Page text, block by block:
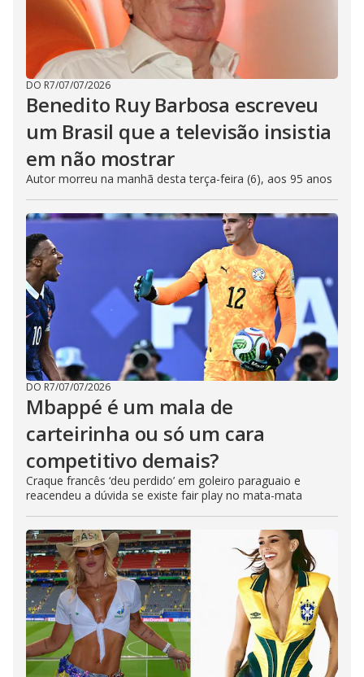
DO R7/07/07/2026
Benedito Ruy Barbosa escreveu
um Brasil que a televisão insistia
em não mostrar
Autor morreu na manhã desta terça-feira (6), aos 95 anos
DO R7/07/07/2026
Mbappé é um mala de
carteirinha ou só um cara
competitivo demais?
Craque francês ‘deu perdido’ em goleiro paraguaio e
reacendeu a dúvida se existe fair play no mata-mata